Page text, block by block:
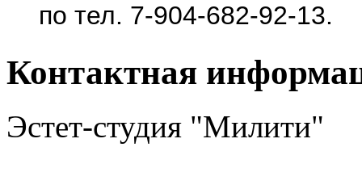
по тел. 7-904-682-92-13.
Контактная
Эстет-студия "Милити"